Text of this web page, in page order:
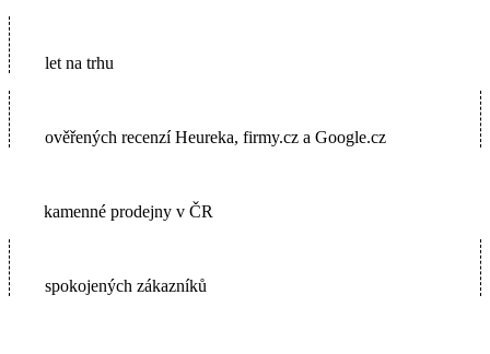
let na trhu
ověřených recenzí Heureka, firmy.cz a Google.cz
kamenné prodejny v ČR
spokojených zákazníků